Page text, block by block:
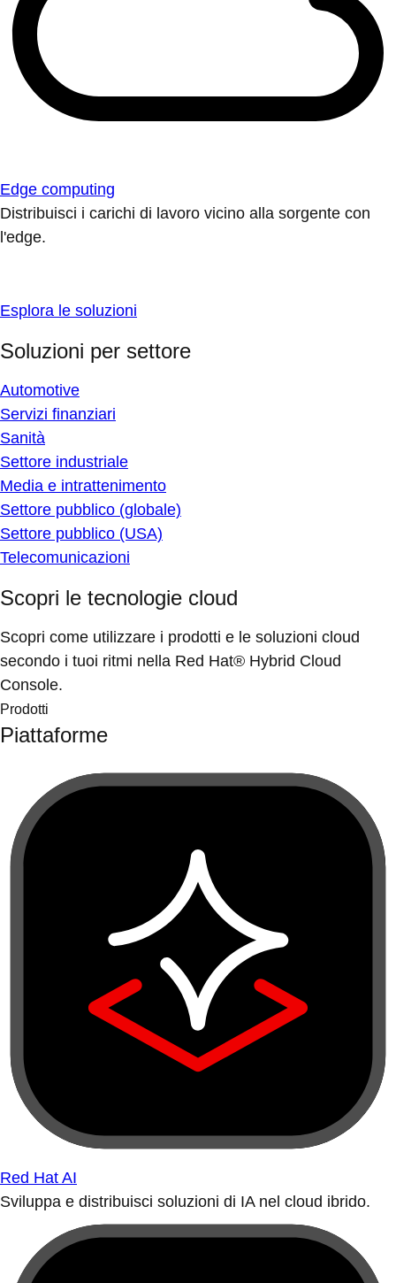
Edge computing
Distribuisci i carichi di lavoro vicino alla sorgente con
l'edge.
Esplora le soluzioni
Soluzioni per settore
Automotive
Servizi finanziari
Sanità
Settore industriale
Media e intrattenimento
Settore pubblico (globale)
Settore pubblico (USA)
Telecomunicazioni
Scopri le tecnologie cloud
Scopri come utilizzare i prodotti e le soluzioni cloud
secondo i tuoi ritmi nella Red Hat® Hybrid Cloud
Console.
Prodotti
Piattaforme
Red Hat AI
Sviluppa e distribuisci soluzioni di IA nel cloud ibrido.